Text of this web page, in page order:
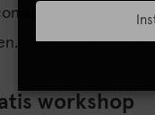
en het
workshop